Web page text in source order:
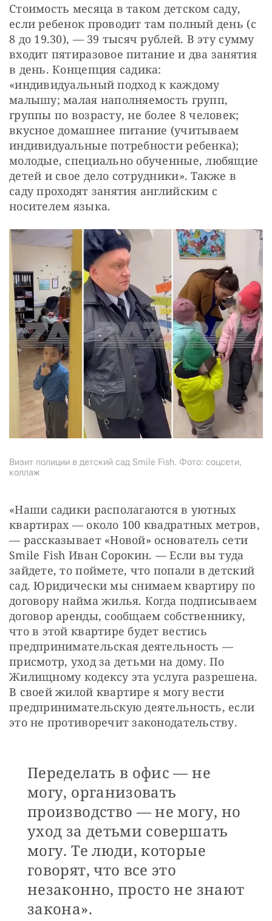
Стоимость месяца в таком детском саду,
если ребенок проводит там полный день (с
8 до 19.30), — 39 тысяч рублей. В эту сумму
входит пятиразовое питание и два занятия
в день. Концепция садика:
«индивидуальный подход к каждому
малышу; малая наполняемость групп,
группы по возрасту, не более 8 человек;
вкусное домашнее питание (учитываем
индивидуальные потребности ребенка);
молодые, специально обученные, любящие
детей и свое дело сотрудники». Также в
саду проходят занятия английским с
носителем языка.
Визит полиции в детский сад Smile Fish. Фото: соцсети,
коллаж
«Наши садики располагаются в уютных
квартирах — около 100 квадратных метров,
— рассказывает «Новой» основатель сети
Smile Fish Иван Сорокин. — Если вы туда
зайдете, то поймете, что попали в детский
сад. Юридически мы снимаем квартиру по
договору найма жилья. Когда подписываем
договор аренды, сообщаем собственнику,
что в этой квартире будет вестись
предпринимательская деятельность —
присмотр, уход за детьми на дому. По
Жилищному кодексу эта услуга разрешена.
В своей жилой квартире я могу вести
предпринимательскую деятельность, если
это не противоречит законодательству.
Переделать в офис — не
могу, организовать
производство — не могу, но
уход за детьми совершать
могу. Те люди, которые
говорят, что все это
незаконно, просто не знают
закона».